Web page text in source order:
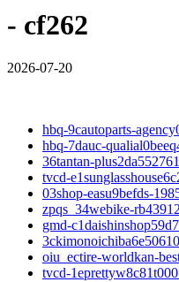
- cf262
2026-07-20
hbq-9cautoparts-
hbq-7dauc-
36tantan-
tvcd-
03shop-easu9befds-
zpqs_34webike-
gmd-
oiu_ectire-worldkan-
tvcd-